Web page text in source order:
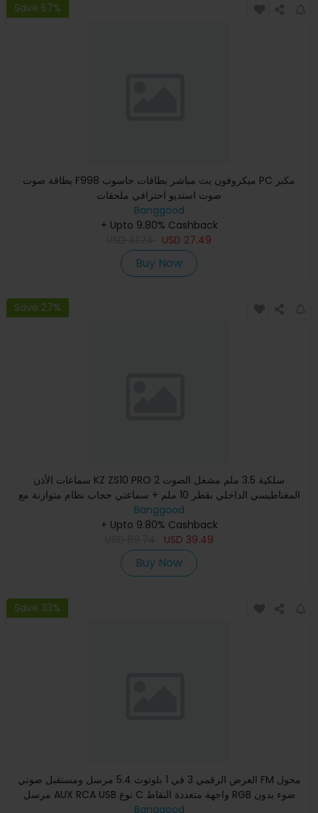
Save 57%
بطاقة صوت F998 ميكروفون بث مباشر بطاقات حاسوب PC مكبر
صوت استديو احترافي ملحقات
Banggood
+ Upto 9.80% Cashback
USD 27.49
Buy Now
Save 27%
سماعات الأذن KZ ZS10 PRO 2 سلكية 3.5 ملم مشغل الصوت
المغناطيسي الداخلي بقطر 10 ملم + سماعتي حجاب نظام متوازنة مع
حجمين 3
Banggood
+ Upto 9.80% Cashback
USD 39.49
Buy Now
Save 33%
العرض الرقمي 3 في 1 بلوتوث 5.4 مرسل ومستقبل صوتي FM محول
مرسل AUX RCA USB نوع C واجهة متعددة النقاط RGB ضوء بدون
تعريف ل
Banggood